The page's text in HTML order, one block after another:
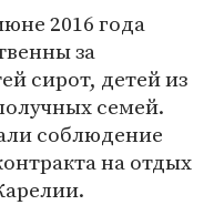
2016 года
за
сирот, детей из
семей.
соблюдение
на отдых